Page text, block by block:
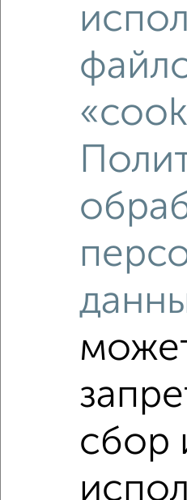
Рядом, с меньшей
115 600₽за м²
Московский район, Луговая 3
сбор